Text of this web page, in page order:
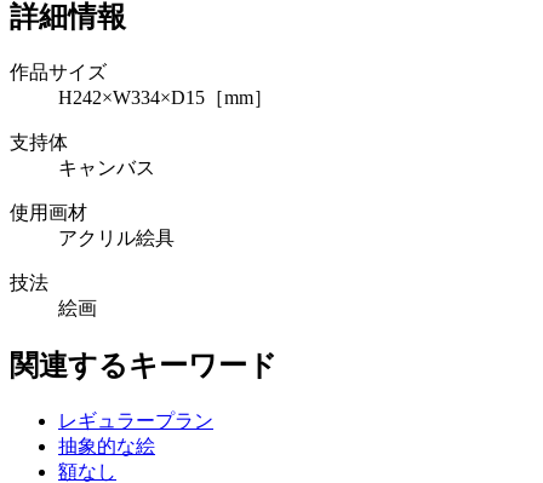
詳細情報
作品サイズ
H242×W334×D15［mm］
支持体
キャンバス
使用画材
アクリル絵具
技法
絵画
関連するキーワード
レギュラープラン
抽象的な絵
額なし